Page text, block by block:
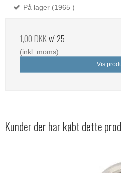
På lager (1965 )
1,00 DKKv/ 25
(inkl. moms)
Vis
Kunder der har købt dette